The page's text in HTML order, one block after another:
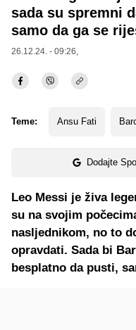
sada su spremni
samo da ga se
26.12.24. - 09:26,
Teme: Ansu Fati
Dodajte
Leo Messi je živa
su na svojim
nasljednikom, no to
opravdati. Sada bi
besplatno da pusti,